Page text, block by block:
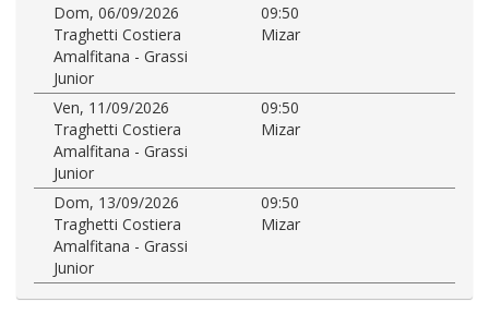
Dom, 06/09/2026
09:50
Traghetti Costiera
Amalfitana - Grassi
Junior
Mizar
Ven, 11/09/2026
09:50
Traghetti Costiera
Amalfitana - Grassi
Junior
Mizar
Dom, 13/09/2026
09:50
Traghetti Costiera
Amalfitana - Grassi
Junior
Mizar